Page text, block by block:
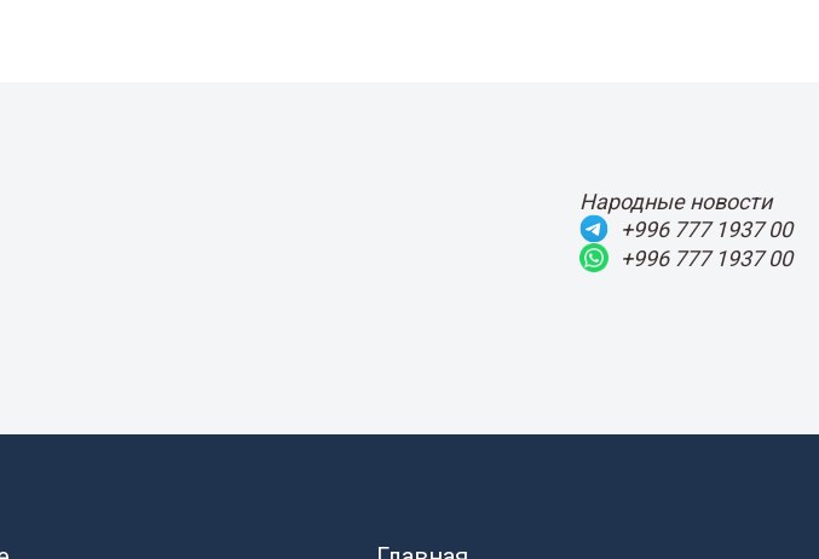
Народные новости
+996 777 1937 00
+996 777 1937 00